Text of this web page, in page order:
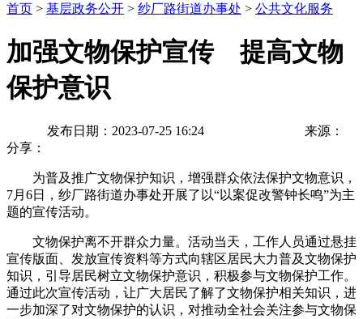
首页 > 基层政务公开 > 纱厂路街道办事处 > 公共文化服务
加强文物保护宣传 提高文物
保护意识
发布日期：2023-07-25 16:24
来源：
分享：
为普及推广文物保护知识，增强群众依法保护文物意识，
7月6日，纱厂路街道办事处开展了以“以案促改警钟长鸣”为主
题的宣传活动。
文物保护离不开群众力量。活动当天，工作人员通过悬挂
宣传版面、发放宣传资料等方式向辖区居民大力普及文物保护
知识，引导居民树立文物保护意识，积极参与文物保护工作。
通过此次宣传活动，让广大居民了解了文物保护相关知识，进
一步加深了对文物保护的认识，对推动全社会关注参与文物保